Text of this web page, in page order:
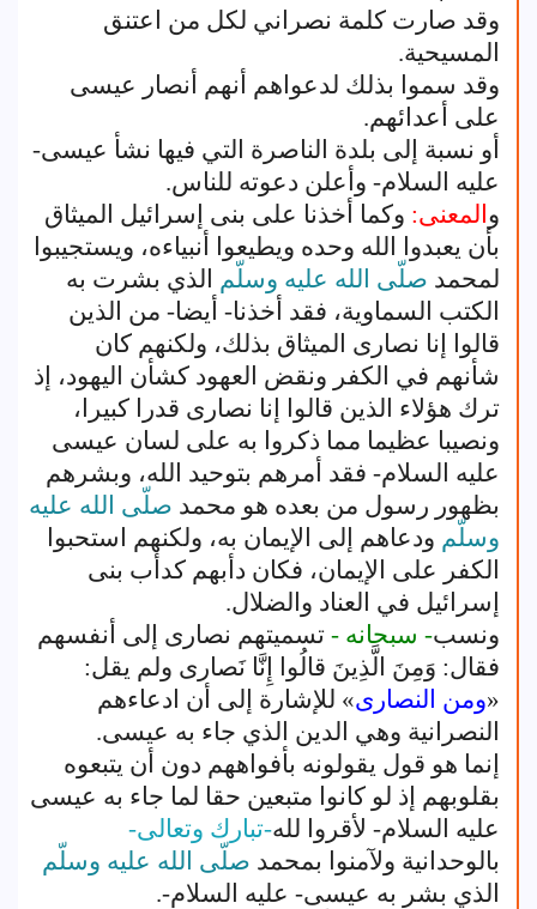
وقد صارت كلمة نصراني لكل من اعتنق
المسيحية.
وقد سموا بذلك لدعواهم أنهم أنصار عيسى
على أعدائهم.
أو نسبة إلى بلدة الناصرة التي فيها نشأ عيسى-
عليه السلام- وأعلن دعوته للناس.
و المعنى: وكما أخذنا على بنى إسرائيل الميثاق
بأن يعبدوا الله وحده ويطيعوا أنبياءه، ويستجيبوا
لمحمد صلّى الله عليه وسلّم الذي بشرت به
الكتب السماوية، فقد أخذنا- أيضا- من الذين
قالوا إنا نصارى الميثاق بذلك، ولكنهم كان
شأنهم في الكفر ونقض العهود كشأن اليهود، إذ
ترك هؤلاء الذين قالوا إنا نصارى قدرا كبيرا،
ونصيبا عظيما مما ذكروا به على لسان عيسى
عليه السلام- فقد أمرهم بتوحيد الله، وبشرهم
بظهور رسول من بعده هو محمد صلّى الله عليه
وسلّم ودعاهم إلى الإيمان به، ولكنهم استحبوا
الكفر على الإيمان، فكان دأبهم كدأب بنى
إسرائيل في العناد والضلال.
ونسب- سبحانه - تسميتهم نصارى إلى أنفسهم
فقال: وَمِنَ الَّذِينَ قالُوا إِنَّا نَصارى ولم يقل:
«ومن النصارى» للإشارة إلى أن ادعاءهم
النصرانية وهي الدين الذي جاء به عيسى.
إنما هو قول يقولونه بأفواههم دون أن يتبعوه
بقلوبهم إذ لو كانوا متبعين حقا لما جاء به عيسى
عليه السلام- لأقروا لله-تبارك وتعالى-
بالوحدانية ولآمنوا بمحمد صلّى الله عليه وسلّم
الذي بشر به عيسى- عليه السلام-.